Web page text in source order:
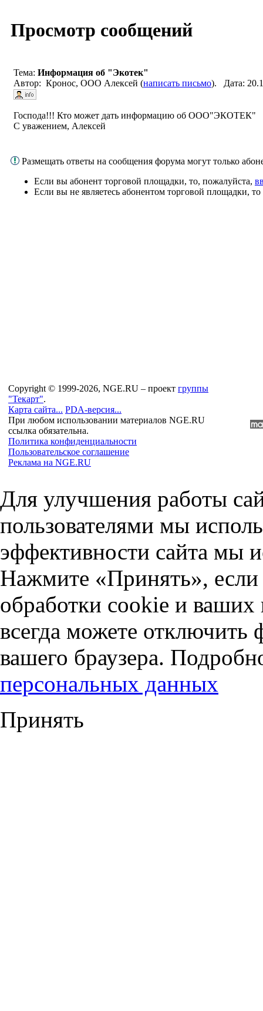
Просмотр сообщений
Тема: Информация об "Экотек"
Автор: Кронос, ООО Алексей (написать письмо). Дата:
Господа!!! Кто может дать информацию об ООО"ЭКОТЕК"
С уважением, Алексей
Размещать ответы на сообщения форума могут только
Если вы абонент торговой площадки, то, пожалуйста,
Если вы не являетесь абонентом торговой площадки, то
Copyright © 1999-2026, NGE.RU – проект группы
"Текарт".
Карта сайта... PDA-версия...
При любом использовании материалов NGE.RU
ссылка обязательна.
Политика конфиденциальности
Пользовательское соглашение
Реклама на NGE.RU
Для улучшения работы
пользователями мы
эффективности сайта мы
Нажмите «Принять», если
обработки cookie и
всегда можете отключить
вашего браузера.
персональных данных
Принять